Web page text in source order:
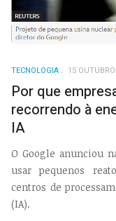
TECNOLOGIA 15
Por que
recorrendo à
IA
O Google anunciou
usar pequenos
centros de
(IA).